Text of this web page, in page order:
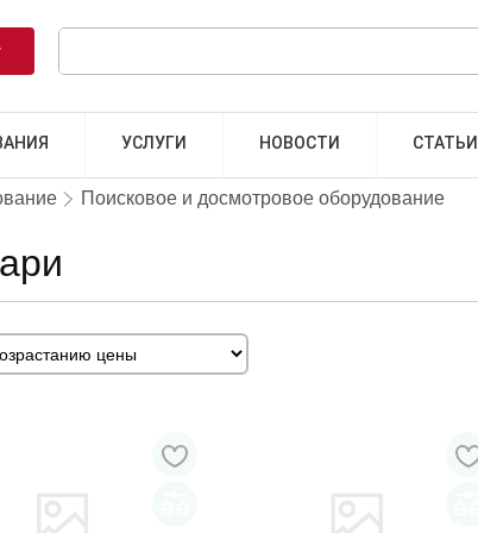
УСЛУГИ НОВОСТИ СТАТЬИ
Поисковое и досмотровое оборудование